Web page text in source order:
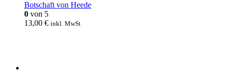
Botschaft von Heede
0 von 5
13,00 € inkl. MwSt